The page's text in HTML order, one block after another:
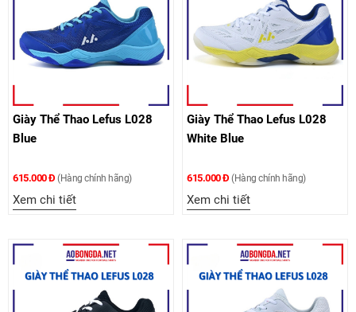
Giày Thể Thao Lefus L028
Blue
615.000 Đ (Hàng chính hãng)
Xem chi tiết
Giày Thể Thao Lefus L028
White Blue
615.000 Đ (Hàng chính hãng)
Xem chi tiết